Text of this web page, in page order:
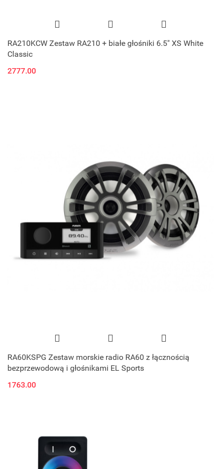
RA210KCW Zestaw RA210 + białe głośniki 6.5" XS White
Classic
2777.00
RA60KSPG Zestaw morskie radio RA60 z łącznością
bezprzewodową i głośnikami EL Sports
1763.00